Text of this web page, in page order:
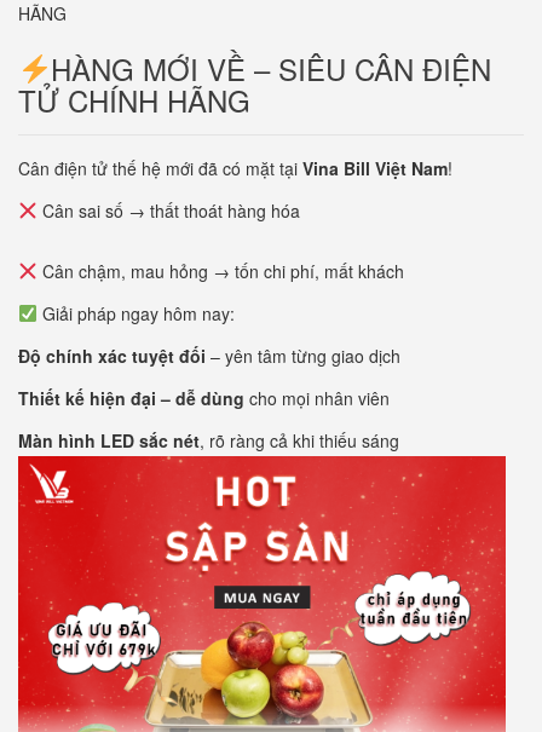
HÃNG
HÀNG MỚI VỀ – SIÊU CÂN ĐIỆN
TỬ CHÍNH HÃNG
Cân điện tử thế hệ mới đã có mặt tại Vina Bill Việt Nam!
Cân sai số → thất thoát hàng hóa
Cân chậm, mau hỏng → tốn chi phí, mất khách
Giải pháp ngay hôm nay:
Độ chính xác tuyệt đối – yên tâm từng giao dịch
Thiết kế hiện đại – dễ dùng cho mọi nhân viên
Màn hình LED sắc nét, rõ ràng cả khi thiếu sáng